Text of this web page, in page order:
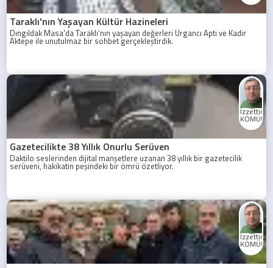
Taraklı'nın Yaşayan Kültür Hazineleri
Dıngıldak Masa'da Taraklı'nın yaşayan değerleri Urgancı Apti ve Kadir
Aktepe ile unutulmaz bir sohbet gerçekleştirdik.
Gazetecilikte 38 Yıllık Onurlu Serüven
Daktilo seslerinden dijital manşetlere uzanan 38 yıllık bir gazetecilik
serüveni, hakikatin peşindeki bir ömrü özetliyor.
İzzettin
İzzettin